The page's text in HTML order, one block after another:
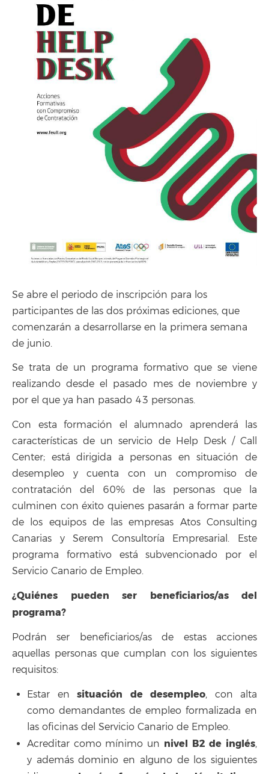
Se abre el periodo de inscripción para los
participantes de las dos próximas ediciones, que
comenzarán a desarrollarse en la primera semana
de junio.
Se trata de un programa formativo que se viene
realizando desde el pasado mes de noviembre y
por el que ya han pasado 43 personas.
Con esta formación el alumnado aprenderá las
características de un servicio de Help Desk / Call
Center; está dirigida a personas en situación de
desempleo y cuenta con un compromiso de
contratación del 60% de las personas que la
culminen con éxito quienes pasarán a formar parte
de los equipos de las empresas Atos Consulting
Canarias y Serem Consultoría Empresarial. Este
programa formativo está subvencionado por el
Servicio Canario de Empleo.
¿Quiénes pueden ser beneficiarios/as del
programa?
Podrán ser beneficiarios/as de estas acciones
aquellas personas que cumplan con los siguientes
requisitos:
Estar en situación de desempleo, con alta
como demandantes de empleo formalizada en
las oficinas del Servicio Canario de Empleo.
Acreditar como mínimo un nivel B2 de inglés,
y además dominio en alguno de los siguientes